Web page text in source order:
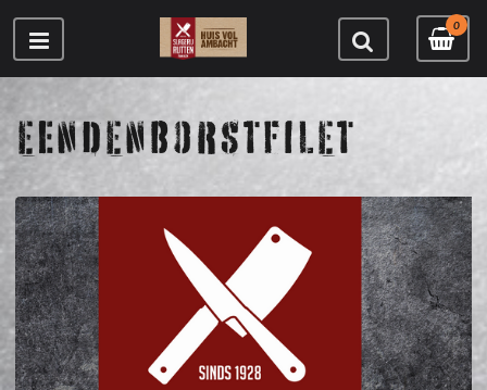
0
EENDENBORSTFILET